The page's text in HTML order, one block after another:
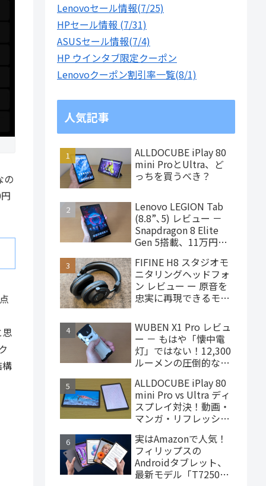
の
Lenovoセール情報(7/25)
HPセール情報 (7/31)
ASUSセール情報(7/4)
HP ウインタブ限定クーポン
Lenovoクーポン割引率一覧(8/1)
人気記事
ALLDOCUBE iPlay 80
mini ProとUltra、ど
っちを買うべき？
Lenovo LEGION Tab
(8.8”､5) レビュー －
Snapdragon 8 Elite
Gen 5搭載、11万円台
ゲーミングタブレット
FIFINE H8 スタジオモ
ニタリングヘッドフォ
ン レビュー ー 原音を
忠実に再現できるモニ
4,000円台で購入でき
ます
WUBEN X1 Pro レビュ
ー － もはや「懐中電
灯」ではない！12,300
ルーメンの圧倒的な輝
LEDライト
ALLDOCUBE iPlay 80
mini Pro vs Ultra ディ
スプレイ対決！動画・
マンガ・リフレッシュ
実はAmazonで人気！
フィリップスの
Androidタブレット、
最新モデル「T7250」